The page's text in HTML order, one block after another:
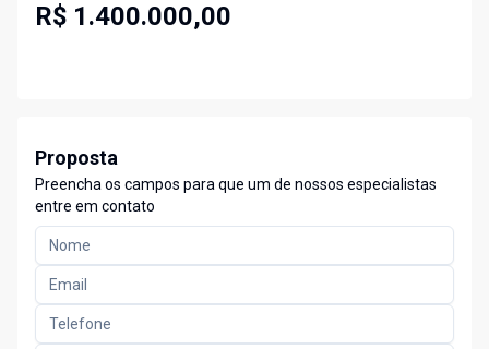
R$ 1.400.000,00
Proposta
Preencha os campos para que um de nossos especialistas
entre em contato